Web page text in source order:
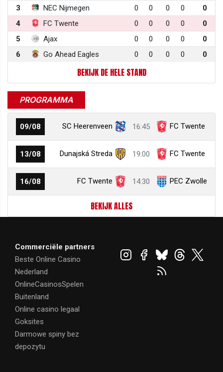
3
NEC Nijmegen 0 0 0 0
0
4
FC Twente 0 0 0 0
0
5
Ajax 0 0 0 0
0
6
Go Ahead Eagles 0 0 0 0 0
BEKIJK DE HELE STAND
PROGRAMMA
09/08 SC Heerenveen 16:45 FC Twente
13/08 Dunajská Streda 19:00 FC Twente
16/08 FC Twente 14:30 PEC Zwolle
BEKIJK ALLES
Commerciële partners
Beste Online Casino
Nederland
OnlineCasinosSpelen
Buitenland
Online casino legaal
Goksites
Darmowe spiny bez
depozytu